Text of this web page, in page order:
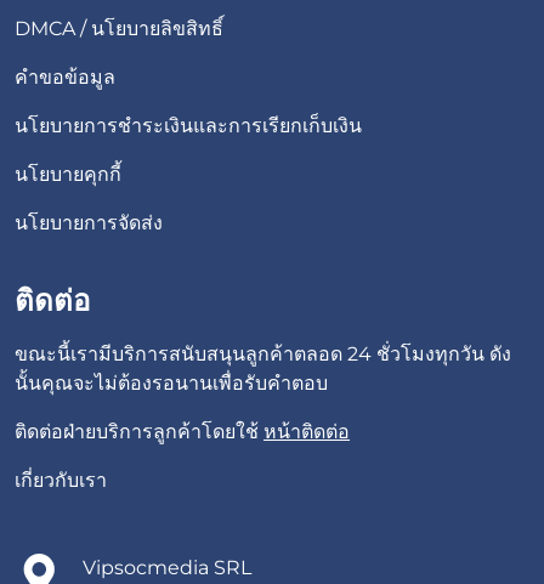
DMCA / นโยบายลิขสิทธิ์
คำขอข้อมูล
นโยบายการชำระเงินและการเรียกเก็บเงิน
นโยบายคุกกี้
นโยบายการจัดส่ง
ติดต่อ
ขณะนี้เรามีบริการสนับสนุนลูกค้าตลอด 24 ชั่วโมงทุกวัน ดัง
นั้นคุณจะไม่ต้องรอนานเพื่อรับคำตอบ
ติดต่อฝ่ายบริการลูกค้าโดยใช้ หน้าติดต่อ
เกี่ยวกับเรา
Vipsocmedia SRL